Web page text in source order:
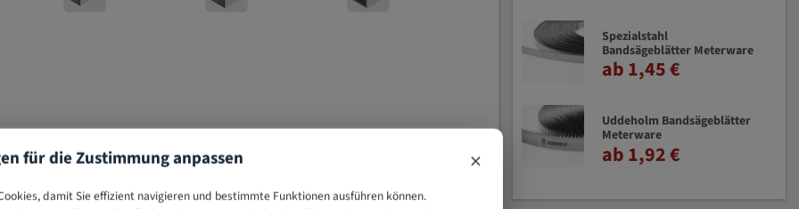
Spezialstahl
Bandsägeblätter Meterware
ab 1,45 €
Uddeholm Bandsägeblätter
Meterware
ab 1,92 €
für die Zustimmung anpassen ×
damit Sie effizient navigieren und bestimmte Funktionen ausführen können.